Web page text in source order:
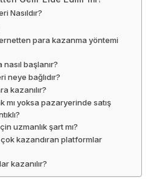
Nasıldır?
para kazanma yöntemi
başlanır?
neye bağlıdır?
kazanılır?
mı yoksa pazaryerinde satış
uzmanlık şart mı?
çok kazandıran platformlar
kazanılır?